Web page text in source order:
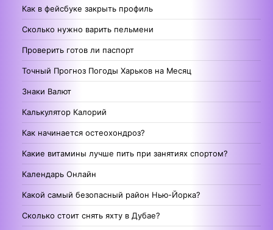
Как в фейсбуке закрыть профиль
Сколько нужно варить пельмени
Проверить готов ли паспорт
Точный Прогноз Погоды Харьков на Месяц
Знаки Валют
Калькулятор Калорий
Как начинается остеохондроз?
Какие витамины лучше пить при занятиях спортом?
Календарь Онлайн
Какой самый безопасный район Нью-Йорка?
Сколько стоит снять яхту в Дубае?